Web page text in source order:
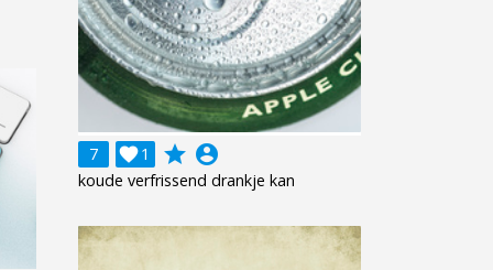
7 1
 grade account_circle
koude verfrissend drankje kan